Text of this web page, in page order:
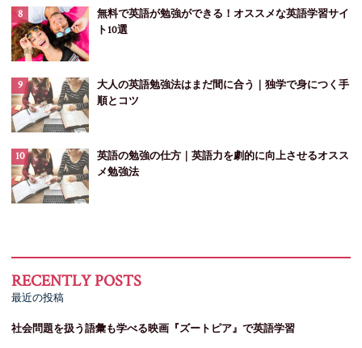
無料で英語が勉強ができる！オススメな英語学習サイ
ト10選
大人の英語勉強法はまだ間に合う｜独学で身につく手
順とコツ
英語の勉強の仕方｜英語力を劇的に向上させるオスス
メ勉強法
最近の投稿
社会問題を扱う語彙も学べる映画『ズートピア』で英語学習